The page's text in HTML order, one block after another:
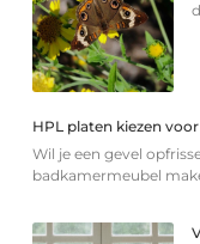
HPL platen kiezen
Wil je een gevel
badkamermeubel